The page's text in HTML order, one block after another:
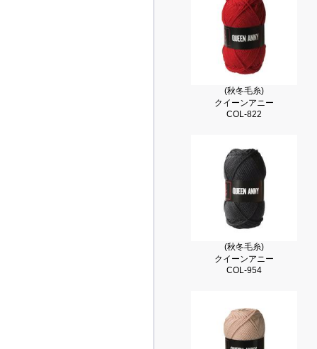
(秋冬毛糸)
クイーンアニー
COL-822
(秋冬毛糸)
クイーンアニー
COL-954